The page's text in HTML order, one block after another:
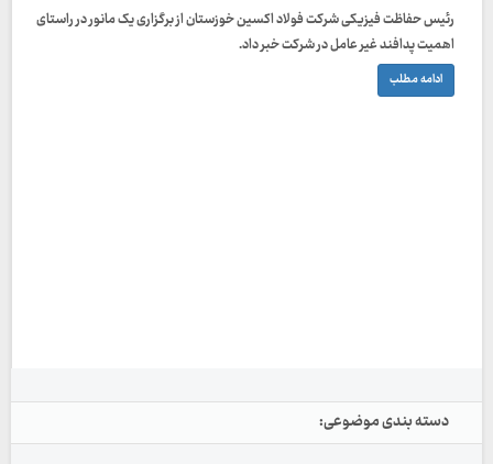
رئيس حفاظت فیزیکی شرکت فولاد اکسین خوزستان از برگزاری یک مانور در راستای
اهمیت پدافند غیر عامل در شرکت خبر داد.
ادامه مطلب
دسته بندی موضوعی: